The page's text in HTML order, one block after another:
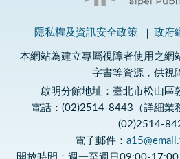
隱私權及資訊安全政策 政府
本網站為建立專屬視障者使用之網
字書等資源，供視
啟明分館地址：臺北市松山區
電話：(02)2514-8443（詳細業
(02)2514-
電子郵件：